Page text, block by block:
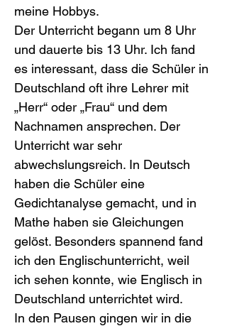
meine Hobbys.
Der Unterricht begann um 8 Uhr
und dauerte bis 13 Uhr. Ich fand
es interessant, dass die Schüler in
Deutschland oft ihre Lehrer mit
„Herr“ oder „Frau“ und dem
Nachnamen ansprechen. Der
Unterricht war sehr
abwechslungsreich. In Deutsch
haben die Schüler eine
Gedichtanalyse gemacht, und in
Mathe haben sie Gleichungen
gelöst. Besonders spannend fand
ich den Englischunterricht, weil
ich sehen konnte, wie Englisch in
Deutschland unterrichtet wird.
In den Pausen gingen wir in die